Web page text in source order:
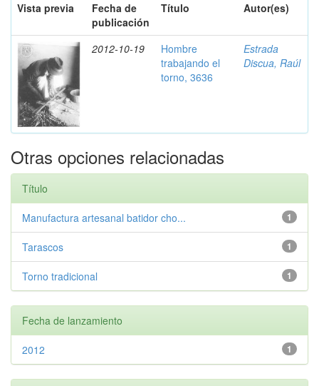
Vista previa
Fecha de
publicación
Título Autor(es)
2012-10-19
Hombre
trabajando el
torno, 3636
Estrada
Discua, Raúl
Otras opciones relacionadas
Título
1
Manufactura artesanal batidor cho...
1
Tarascos
1
Torno tradicional
Fecha de lanzamiento
1
2012